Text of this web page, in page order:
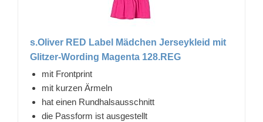
s.Oliver RED Label Mädchen Jerseykleid mit
Glitzer-Wording Magenta 128.REG
mit Frontprint
mit kurzen Ärmeln
hat einen Rundhalsausschnitt
die Passform ist ausgestellt